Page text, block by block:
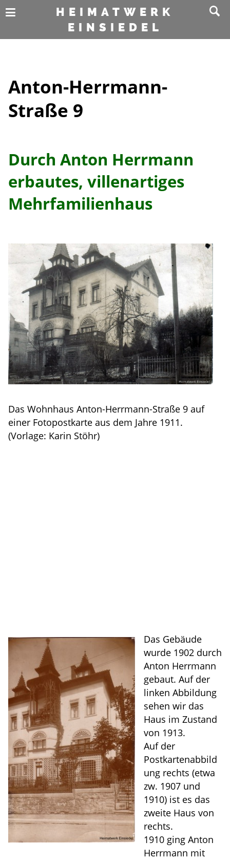
HEIMATWERK
EINSIEDEL
Anton-Herrmann-
Straße 9
Durch Anton Herrmann
erbautes, villenartiges
Mehrfamilienhaus
Das Wohnhaus Anton-Herrmann-Straße 9 auf
einer Fotopostkarte aus dem Jahre 1911.
(Vorlage: Karin Stöhr)
Das Gebäude
wurde 1902 durch
Anton Herrmann
gebaut. Auf der
linken Abbildung
sehen wir das
Haus im Zustand
von 1913.
Auf der
Postkartenabbild
ung rechts (etwa
zw. 1907 und
1910) ist es das
zweite Haus von
rechts.
1910 ging Anton
Herrmann mit